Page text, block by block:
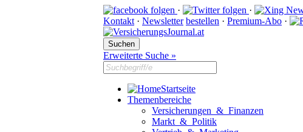
· ·
Kontakt · Newsletter bestellen · Premium-Abo ·
Erweiterte Suche »
Startseite
Themenbereiche
Versicherungen & Finanzen
Markt & Politik